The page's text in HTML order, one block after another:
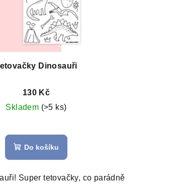
Dinosauři
130 Kč
Skladem (>5 ks)
Do košíku
Super tetovačky, co parádně